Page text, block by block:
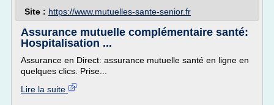
Site : https://www.mutuelles-sante-senior.fr
Assurance mutuelle complémentaire santé:
Hospitalisation ...
Assurance en Direct: assurance mutuelle santé en ligne en
quelques clics. Prise...
Lire la suite